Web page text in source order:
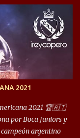
150 metros. Por ello
del fútbol
equipo que
durante muchos
tierras, aunque el
- Racing. “No
Avellaneda...
2021
2021 🏆🇦🇹
por Boca Juniors y
argentino